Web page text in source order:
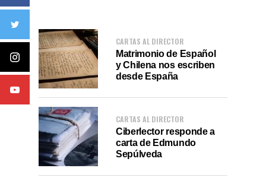
CARTAS AL DIRECTOR
Matrimonio de Español
y Chilena nos escriben
desde España
CARTAS AL DIRECTOR
Ciberlector responde a
carta de Edmundo
Sepúlveda